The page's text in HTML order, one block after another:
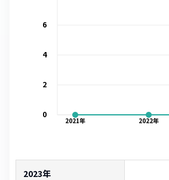
2021年 2022年
0
2
4
6
2023年